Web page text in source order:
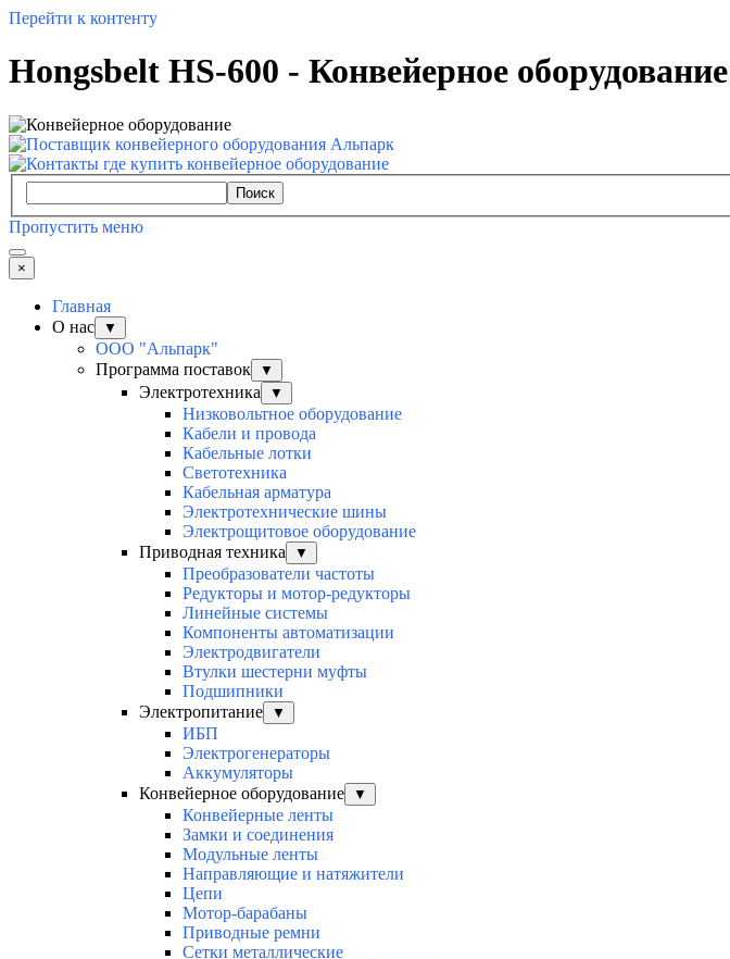
Перейти к контенту
Hongsbelt HS-600 - Конвейерное оборудование
Поиск
Пропустить меню
×
Главная
О нас
▼
ООО "Альпарк"
Программа поставок
▼
Электротехника ▼
Низковольтное оборудование
Кабели и провода
Кабельные лотки
Светотехника
Кабельная арматура
Электротехнические шины
Электрощитовое оборудование
Приводная техника
▼
Преобразователи частоты
Редукторы и мотор-редукторы
Линейные системы
Компоненты автоматизации
Электродвигатели
Втулки шестерни муфты
Подшипники
Электропитание
▼
ИБП
Электрогенераторы
Аккумуляторы
Конвейерное оборудование
▼
Конвейерные ленты
Замки и соединения
Модульные ленты
Направляющие и натяжители
Цепи
Мотор-барабаны
Приводные ремни
Сетки металлические